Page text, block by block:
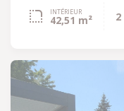
INTÉRIEUR
42,51 m² 2